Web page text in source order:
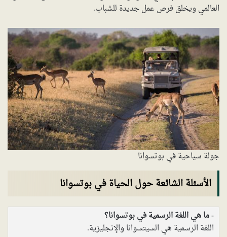
العالمي ويخلق فرص عمل جديدة للشباب.
جولة سياحية في بوتسوانا
الأسئلة الشائعة حول الحياة في بوتسوانا
ما هي اللغة الرسمية في بوتسوانا؟
اللغة الرسمية هي السيتسوانا والإنجليزية.